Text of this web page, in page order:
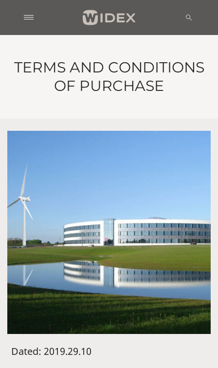
TERMS AND CONDITIONS
OF PURCHASE
Dated: 2019.29.10